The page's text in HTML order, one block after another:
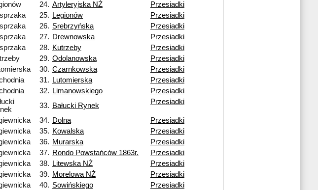
24. Artyleryjska NŻ
Przesiadki
25. Legionów
Przesiadki
26. Srebrzyńska
Przesiadki
27. Drewnowska
Przesiadki
28. Kutrzeby
Przesiadki
29. Odolanowska
Przesiadki
30. Czarnkowska
Przesiadki
31. Lutomierska
Przesiadki
32. Limanowskiego
Przesiadki
33. Bałucki Rynek Przesiadki
34. Dolna
Przesiadki
35. Kowalska
Przesiadki
36. Murarska
Przesiadki
37. Rondo Powstańców 1863r.
Przesiadki
38. Litewska NŻ
Przesiadki
39. Morelowa NŻ
Przesiadki
40. Sowińskiego
Przesiadki